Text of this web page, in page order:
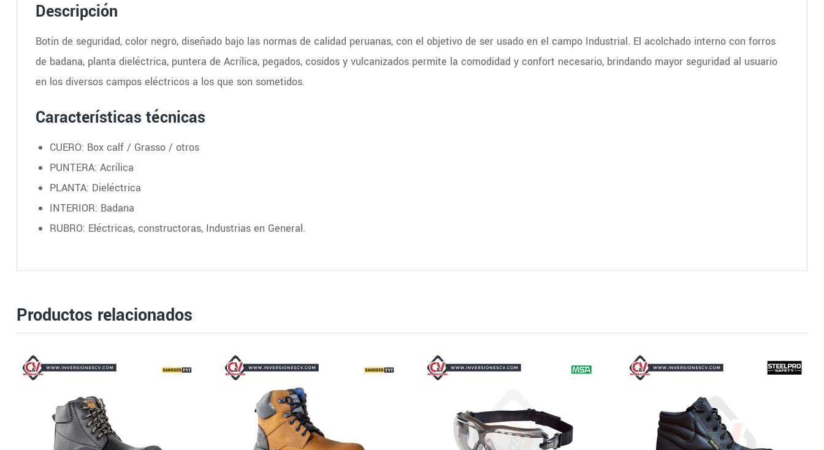
Descripción
Botín de seguridad, color negro, diseñado bajo las normas de calidad peruanas, con el objetivo de ser usado en el campo Industrial. El acolchado interno con forros
de badana, planta dieléctrica, puntera de Acrílica, pegados, cosidos y vulcanizados permite la comodidad y confort necesario, brindando mayor seguridad al usuario
en los diversos campos eléctricos a los que son sometidos.
Características técnicas
CUERO: Box calf / Grasso / otros
PUNTERA: Acrílica
PLANTA: Dieléctrica
INTERIOR: Badana
RUBRO: Eléctricas, constructoras, Industrias en General.
Productos relacionados